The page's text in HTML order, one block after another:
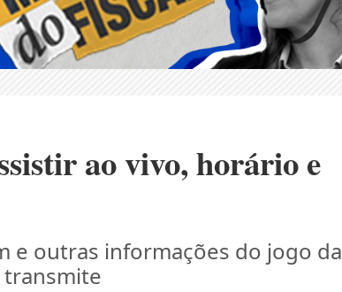
ao vivo, horário e
e outras informações do jogo da
transmite